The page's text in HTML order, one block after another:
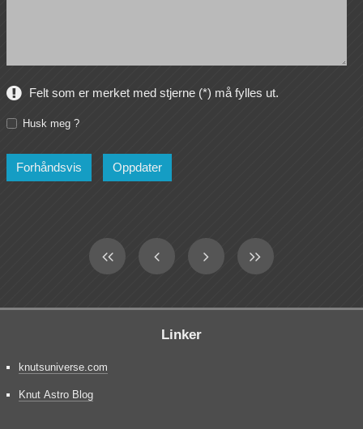
Felt som er merket med stjerne (*) må fylles ut.
Husk meg ?
Linker
knutsuniverse.com
Knut Astro Blog